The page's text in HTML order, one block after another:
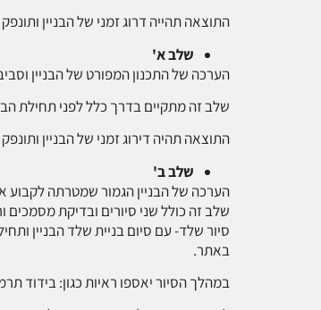
התוצאה תהייה דרוג זמני של הבניין
שלב א'
הערכה של התכנון המפורט של הבניין
שלב זה מתקיים בדרך כלל לפני תחילת
התוצאה תהיה דירוג זמני של הבניין
שלב ב'
הערכה של הבניין הגמור שמטרתה לקבוע
שלב זה כולל שני סיורים ובדיקת
סיור שלד- עם סיום בניית שלד הבניין
באתר.
במהלך הסיור יאספו ראיות כגון: בידוד